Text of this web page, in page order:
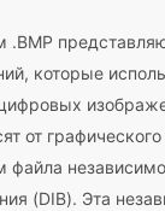
которые
от
(DIB). Эта